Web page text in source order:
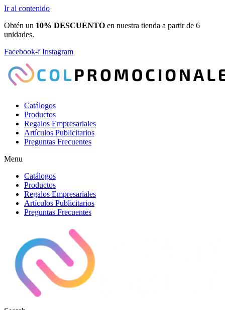
Ir al contenido
Obtén un 10% DESCUENTO en nuestra tienda a partir de 6
unidades.
Facebook-f Instagram
Catálogos
Productos
Regalos Empresariales
Artículos Publicitarios
Preguntas Frecuentes
Menu
Catálogos
Productos
Regalos Empresariales
Artículos Publicitarios
Preguntas Frecuentes